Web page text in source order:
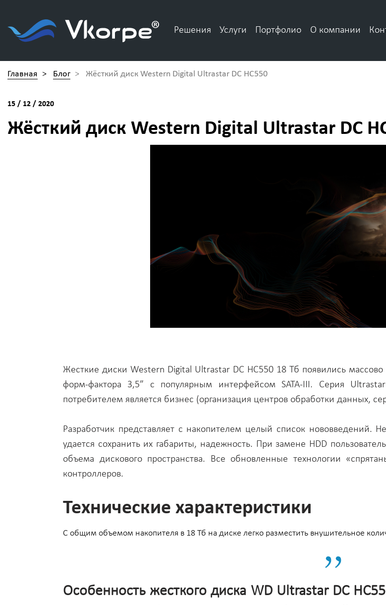
Решения Услуги Портфолио О компании
Главная > Блог > Жёсткий диск Western Digital Ultrastar DC HC550
15 / 12 / 2020
Жёсткий диск Western Digital Ultrastar DC
Жесткие диски Western Digital Ultrastar DC HC550 18 Тб появились
форм-фактора 3,5” с популярным интерфейсом SATA-III. Серия
потребителем является бизнес (организация центров обработки данных,
Разработчик представляет с накопителем целый список нововведений.
удается сохранить их габариты, надежность. При замене HDD
объема дискового пространства. Все обновленные технологии
контроллеров.
Технические характеристики
С общим объемом накопителя в 18 Тб на диске легко разместить внушительное
Особенность жесткого диска WD Ultrastar DC